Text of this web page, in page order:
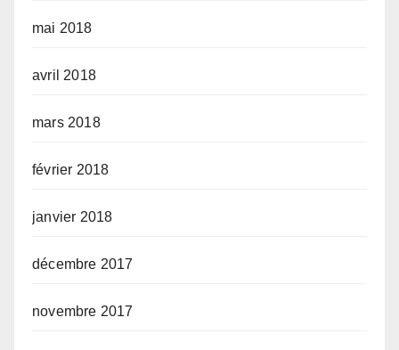
mai 2018
avril 2018
mars 2018
février 2018
janvier 2018
décembre 2017
novembre 2017